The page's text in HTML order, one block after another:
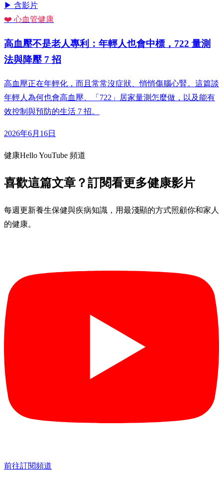
▶ 含影片
❤️ 心血管健康
高血壓不是老人專利：年輕人也會中標，722 量測
法與降壓 7 招
高血壓正在年輕化，而且常常沒症狀、悄悄傷腦心腎。這篇談
年輕人為何也會高血壓、「722」居家量測怎麼做，以及能有
效控制與預防的生活 7 招。
2026年6月16日
健康Hello YouTube 頻道
喜歡這篇文章？訂閱看更多健康影片
每週更新養生保健與疾病知識，用最淺顯的方式照顧你和家人
的健康。
前往訂閱頻道